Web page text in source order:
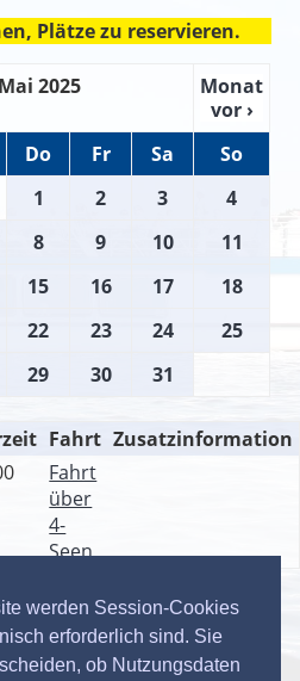
werden Session-Cookies
erforderlich sind. Sie
ob Nutzungsdaten
Plätze zu reservieren.
Mai 2025
Monat
vor ›
Do Fr Sa
So
1
2 3
4
8 9 10
11
15 16 17
18
22 23 24
25
29 30 31
Fahrt Zusatzinformation
Fahrt
über
4-
Seen